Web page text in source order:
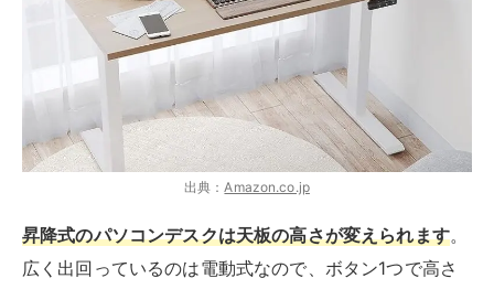
下の通りです。
メリット ・高さを変えられる
デメリット ・価格がやや高め
昇降式なら座った状態でも使えますし、スタンディング
いると疲れてしまいますが、時々立って作業すると気分
転換もでき楽になります。お気に入りの高さを覚えるメ